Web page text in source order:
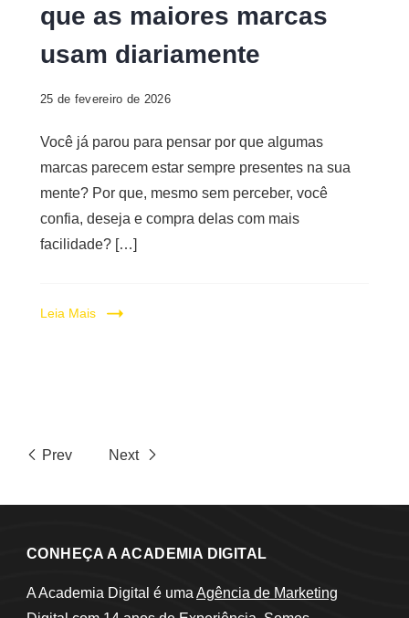
que as maiores marcas
usam diariamente
25 de fevereiro de 2026
Você já parou para pensar por que algumas
marcas parecem estar sempre presentes na sua
mente? Por que, mesmo sem perceber, você
confia, deseja e compra delas com mais
facilidade? […]
Leia Mais
Prev Next
CONHEÇA A ACADEMIA DIGITAL
A Academia Digital é uma Agência de Marketing